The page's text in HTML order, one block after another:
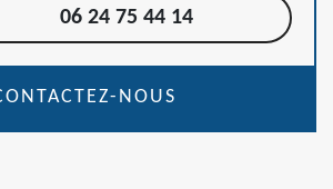
06 24 75 44 14
NOUS